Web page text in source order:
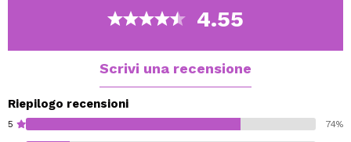
pelle dalla disidratazione, rispettandone il pH naturale.
Ideale per bambini con pelle secca, disidratata o
grazie al suo delizioso profumo di cola.
supervisione di pediatri e dermatologi.
Vegan.
4.55
Scrivi una recensione
Riepilogo recensioni
5 74%